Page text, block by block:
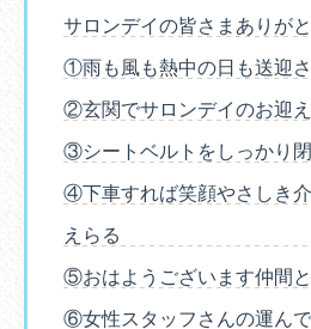
サロンデイの皆さまありが
①雨も風も熱中の日も送迎
②玄関でサロンデイのお迎
③シートベルトをしっかり
④下車すれば笑顔やさしき
えらる
⑤おはようございます仲間
⑥女性スタッフさんの運ん